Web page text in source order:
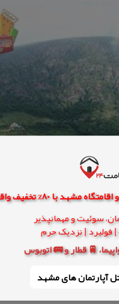
سوئیت و مهمانپذیر
🚆 قطار و 🚌 اتوبوس
آپارتمان های مشهد